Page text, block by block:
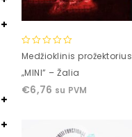
0
of
5
Medžioklinis prožektorius
„MINI” – Žalia
€6,76 su PVM